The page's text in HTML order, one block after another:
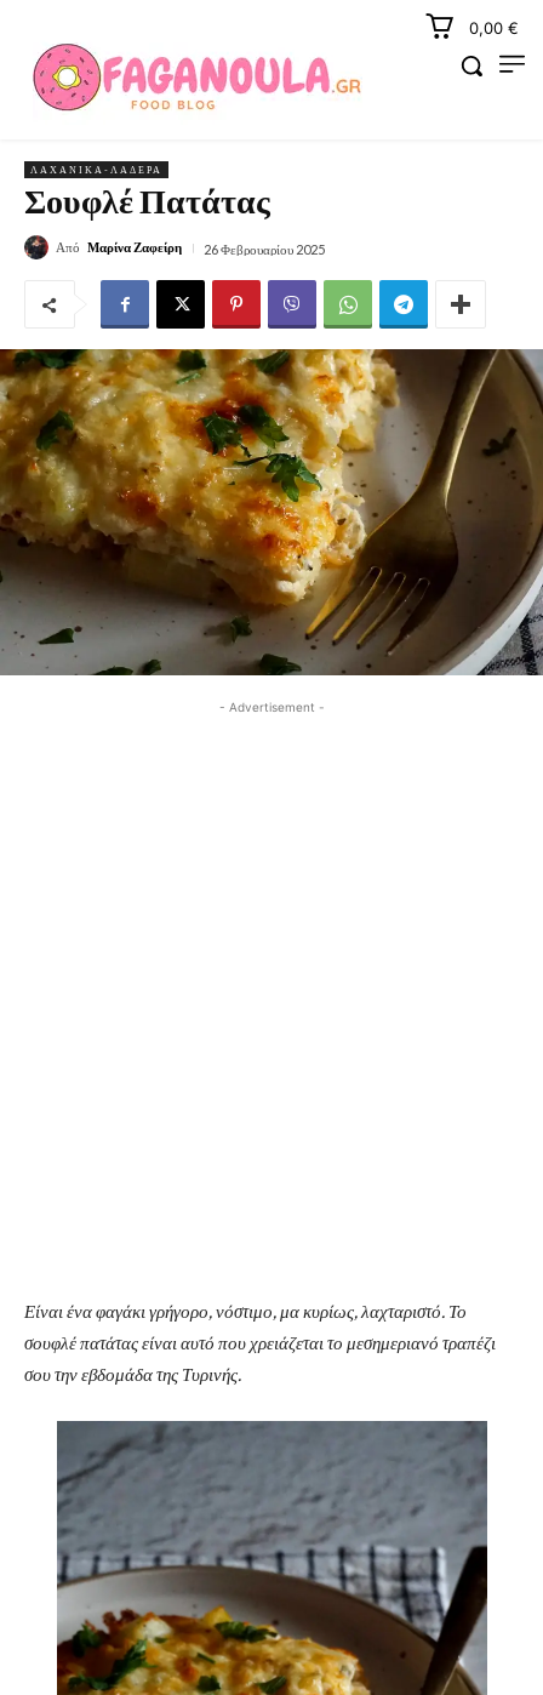
0,00 €
ΛΑΧΑΝΙΚΆ-ΛΑΔΕΡΆ
Σουφλέ Πατάτας
Από Μαρίνα Ζαφείρη 26 Φεβρουαρίου 2025
- Advertisement -
Είναι ένα φαγάκι γρήγορο, νόστιμο, μα κυρίως, λαχταριστό. Το
σουφλέ πατάτας είναι αυτό που χρειάζεται το μεσημεριανό τραπέζι
σου την εβδομάδα της Τυρινής.